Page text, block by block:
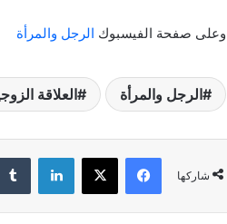
وعلى صفحة الفيسبوك الرجل والمرأة
الرجل والمرأة العلاقة
شاركها
فيسبوك X لينكدإن